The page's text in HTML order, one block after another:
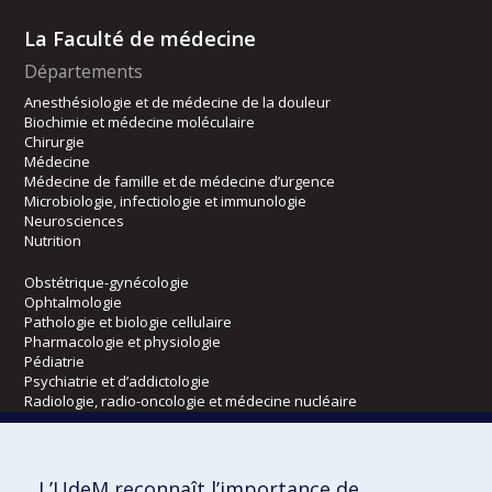
La Faculté de médecine
Départements
Anesthésiologie et de médecine de la douleur
Biochimie et médecine moléculaire
Chirurgie
Médecine
Médecine de famille et de médecine d’urgence
Microbiologie, infectiologie et immunologie
Neurosciences
Nutrition
Obstétrique-gynécologie
Ophtalmologie
Pathologie et biologie cellulaire
Pharmacologie et physiologie
Pédiatrie
Psychiatrie et d’addictologie
Radiologie, radio-oncologie et médecine nucléaire